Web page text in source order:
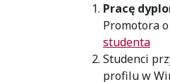
Pracę
Promotora
studenta
Studenci
profilu w